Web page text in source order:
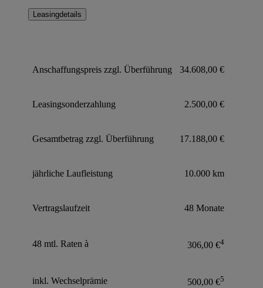
Leasingdetails
Anschaffungspreis zzgl. Überführung 34.608,00 €
Leasingsonderzahlung 2.500,00 €
Gesamtbetrag zzgl. Überführung 17.188,00 €
jährliche Laufleistung 10.000 km
Vertragslaufzeit 48 Monate
48 mtl. Raten à 306,00 €4
inkl. Wechselprämie 500,00 €5